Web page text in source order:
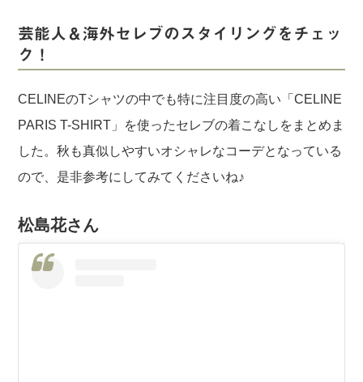
芸能人＆海外セレブのスタイリングをチェッ
ク！
CELINEのTシャツの中でも特に注目度の高い「CELINE
PARIS T-SHIRT」を使ったセレブの着こなしをまとめま
した。秋も真似しやすいオシャレなコーデとなっている
ので、是非参考にしてみてくださいね♪
松島花さん